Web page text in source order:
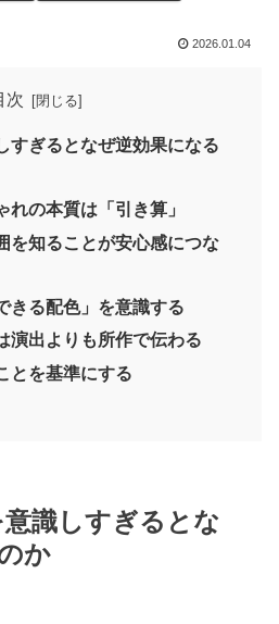
2026.01.04
次
すぎるとなぜ逆効果になる
れの本質は「引き算」
を知ることが安心感につな
きる配色」を意識する
演出よりも所作で伝わる
とを基準にする
意識しすぎるとな
か